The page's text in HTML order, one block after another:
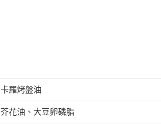
卡羅烤盤油
芥花油、大豆卵磷脂